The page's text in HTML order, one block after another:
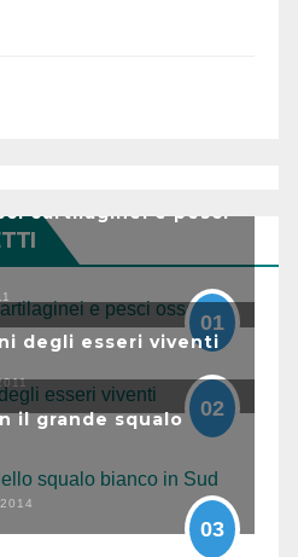
cartilaginei e pesci
01
degli esseri viventi
02
il grande squalo
03